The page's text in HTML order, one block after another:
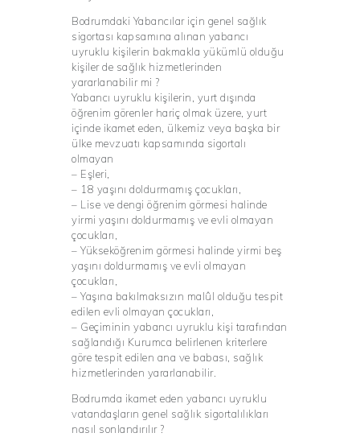
Bodrumdaki Yabancılar için genel sağlık
sigortası kapsamına alınan yabancı
uyruklu kişilerin bakmakla yükümlü olduğu
kişiler de sağlık hizmetlerinden
yararlanabilir mi ?
Yabancı uyruklu kişilerin, yurt dışında
öğrenim görenler hariç olmak üzere, yurt
içinde ikamet eden, ülkemiz veya başka bir
ülke mevzuatı kapsamında sigortalı
olmayan
– Eşleri,
– 18 yaşını doldurmamış çocukları,
– Lise ve dengi öğrenim görmesi halinde
yirmi yaşını doldurmamış ve evli olmayan
çocukları,
– Yükseköğrenim görmesi halinde yirmi beş
yaşını doldurmamış ve evli olmayan
çocukları,
– Yaşına bakılmaksızın malûl olduğu tespit
edilen evli olmayan çocukları,
– Geçiminin yabancı uyruklu kişi tarafından
sağlandığı Kurumca belirlenen kriterlere
göre tespit edilen ana ve babası, sağlık
hizmetlerinden yararlanabilir.
Bodrumda ikamet eden yabancı uyruklu
vatandaşların genel sağlık sigortalılıkları
nasıl sonlandırılır ?